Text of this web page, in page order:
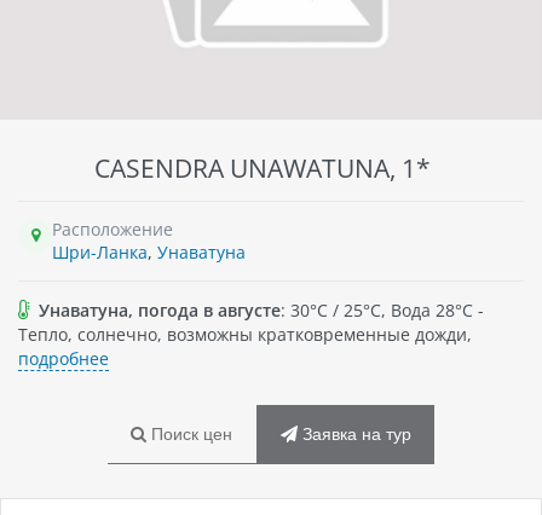
CASENDRA UNAWATUNA, 1*
Расположение
Шри-Ланка, Унаватуна
Унаватуна, погода в августе: 30°C / 25°C, Вода 28°C -
Тепло, солнечно, возможны кратковременные дожди,
подробнее
Поиск цен Заявка на тур